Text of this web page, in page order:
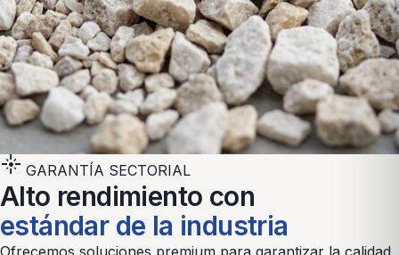
flare GARANTÍA SECTORIAL
Alto rendimiento con
estándar de la industria